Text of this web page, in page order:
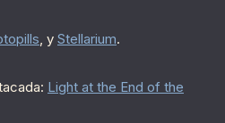
, y Stellarium.
Light at the End of the